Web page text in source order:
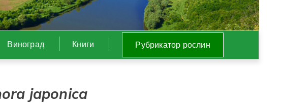
Виноград Книги Рубрикатор рослин
japonica